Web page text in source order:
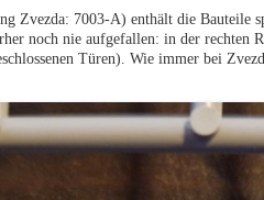
Zvezda: 7003-A) enthält die
noch nie aufgefallen: in der rechten
Türen). Wie immer bei